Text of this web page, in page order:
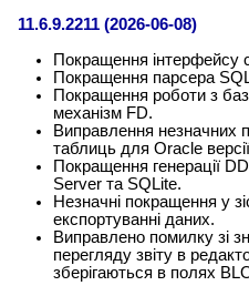
11.6.9.2211 (2026-06-08)
Покращення інтерфейсу
Покращення парсера
Покращення роботи з
механізм FD.
Виправлення незначних
таблиць для Oracle
Покращення генерації
Server та SQLite.
Незначні покращення у
експортуванні даних.
Виправлено помилку зі
перегляду звіту в
зберігаються в полях